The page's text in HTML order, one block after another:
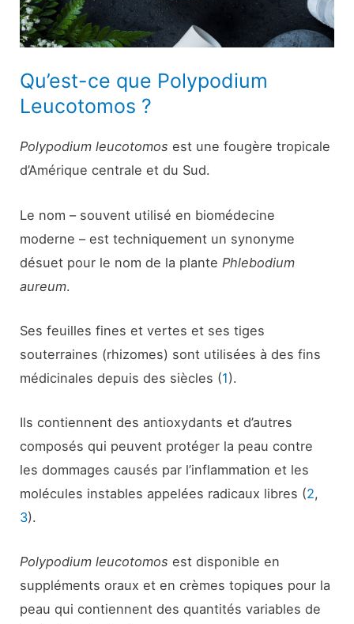
Qu’est-ce que Polypodium
Leucotomos ?
Polypodium leucotomos est une fougère tropicale
d’Amérique centrale et du Sud.
Le nom – souvent utilisé en biomédecine
moderne – est techniquement un synonyme
désuet pour le nom de la plante Phlebodium
aureum.
Ses feuilles fines et vertes et ses tiges
souterraines (rhizomes) sont utilisées à des fins
médicinales depuis des siècles (1).
Ils contiennent des antioxydants et d’autres
composés qui peuvent protéger la peau contre
les dommages causés par l’inflammation et les
molécules instables appelées radicaux libres (2,
3).
Polypodium leucotomos est disponible en
suppléments oraux et en crèmes topiques pour la
peau qui contiennent des quantités variables de